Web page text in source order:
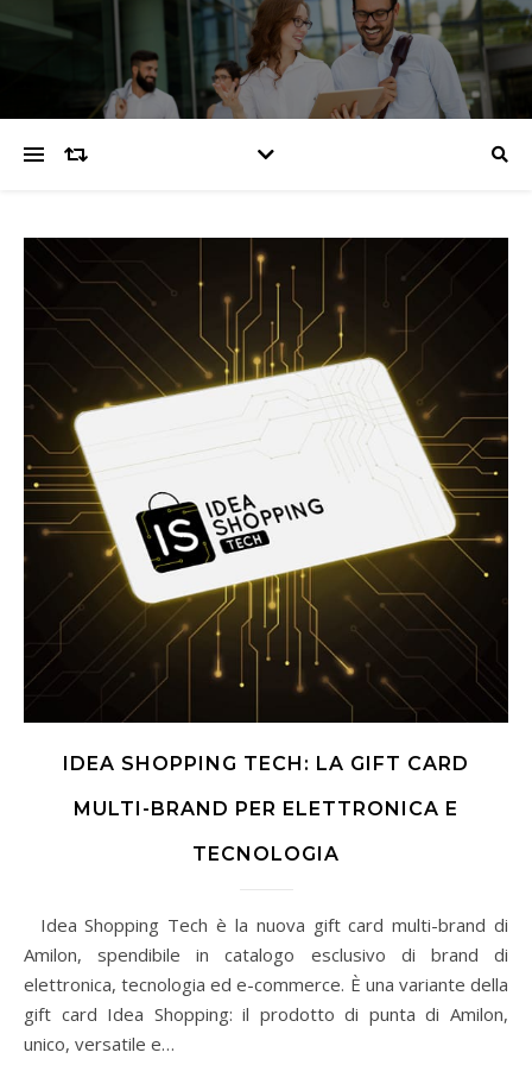
IDEA SHOPPING TECH: LA GIFT CARD
MULTI-BRAND PER ELETTRONICA E
TECNOLOGIA
Idea Shopping Tech è la nuova gift card multi-brand di
Amilon, spendibile in catalogo esclusivo di brand di
elettronica, tecnologia ed e-commerce. È una variante della
gift card Idea Shopping: il prodotto di punta di Amilon,
unico, versatile e…